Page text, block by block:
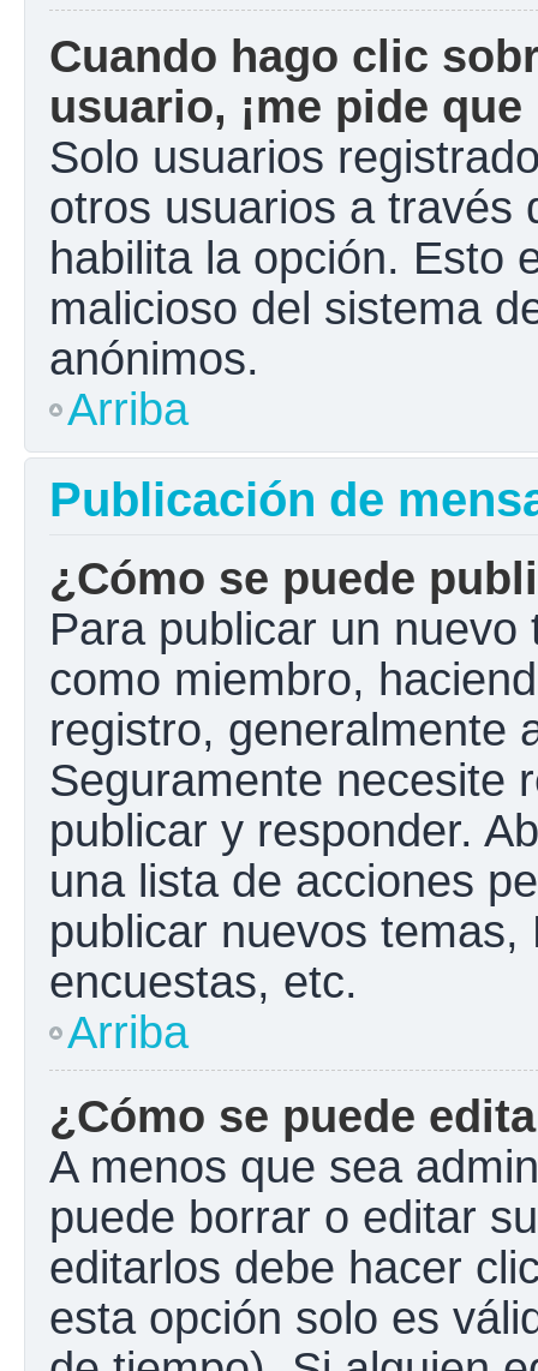
Cuando hago clic
usuario, ¡me pide
Solo usuarios
otros usuarios a través
habilita la opción. Esto
malicioso del sistema
anónimos.
Arriba
Publicación de
¿Cómo se puede
Para publicar un
como miembro,
registro, generalmente
Seguramente necesite
publicar y responder.
una lista de acciones
publicar nuevos
encuestas, etc.
Arriba
¿Cómo se puede
A menos que sea
puede borrar o editar
editarlos debe hacer
esta opción solo es